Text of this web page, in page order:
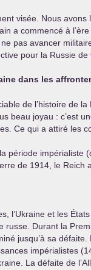
visée. Nous
a commencé à
pas avancer
pour la Russie de
dans les
de l’histoire de
beau joyau : c’est
Ce qui a attiré les
période impérialiste
de 1914, le
l’Ukraine et les
russe. Durant la
jusqu’à sa
impérialistes
La défaite de